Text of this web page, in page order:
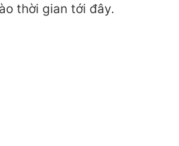
thời gian tới đây.